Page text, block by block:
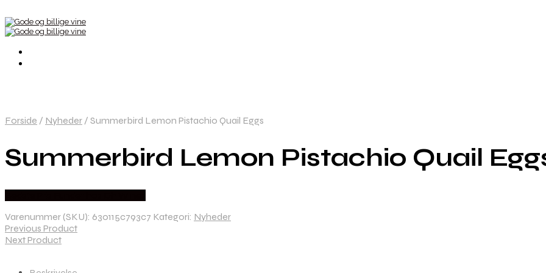
Forside / Nyheder / Summerbird Lemon Pistachio Quail Eggs
Summerbird Lemon Pistachio Quail
Varenummer (SKU): 630115c793c7 Kategori: Nyheder
Previous Product
Next Product